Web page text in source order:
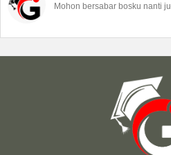
Mohon bersabar bosku nanti